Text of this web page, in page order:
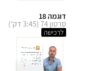
דוגמה 18
סרטון 74 (3:45 דק')
לרכישה